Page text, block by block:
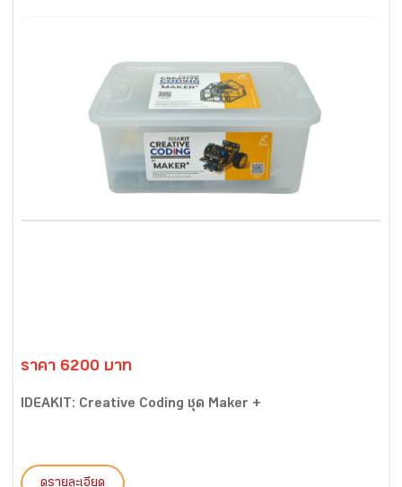
ราคา 6200 บาท
IDEAKIT: Creative Coding ชุด Maker +
ดูรายละเอียด